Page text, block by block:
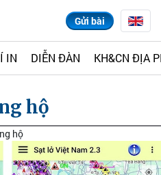
Gửi bài
IN DIỄN ĐÀN KH&CN ĐỊA
hộ
hộ